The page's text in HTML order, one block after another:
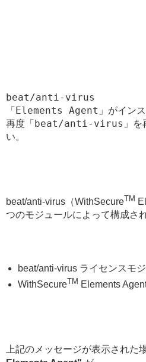
beat/anti-virus
「Elements Agent」がインス
再度「beat/anti-virus」を再
い。
beat/anti-virus（WithSecureTM
つのモジュールによって構成さ
beat/anti-virus ライセンスモ
WithSecureTM Elements
上記のメッセージが表示された